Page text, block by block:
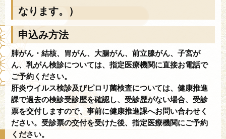
なります。）
申込み方法
肺がん・結核、胃がん、大腸がん、前立腺がん、子宮が
ん、乳がん検診については、指定医療機関に直接お電話で
ご予約ください。
肝炎ウイルス検診及びピロリ菌検査については、健康推進
課で過去の検診受診歴を確認し、受診歴がない場合、受診
票を交付しますので、事前に健康推進課へお問い合わせく
ださい。受診票の交付を受けた後、指定医療機関にご予約
ください。